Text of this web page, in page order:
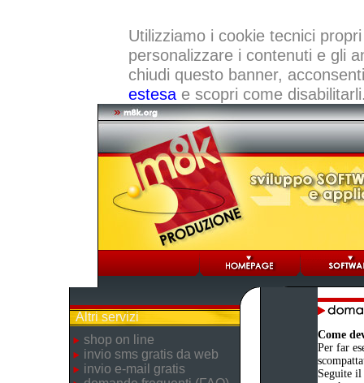
Utilizziamo i cookie tecnici
personalizzare i contenuti e gli
chiudi questo banner,
estesae scopri come
Altri servizi
shop on line
invio sms gratis da web
invio e-mail gratis
Come
Per far
Seguite